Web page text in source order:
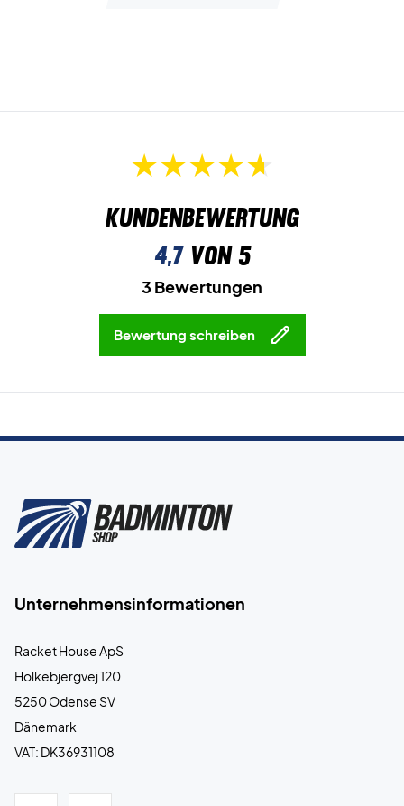
Kundenbewertung
4,7von 5
3 Bewertungen
Bewertung schreiben
Unternehmensinformationen
Racket House ApS
Holkebjergvej 120
5250 Odense SV
Dänemark
VAT: DK36931108